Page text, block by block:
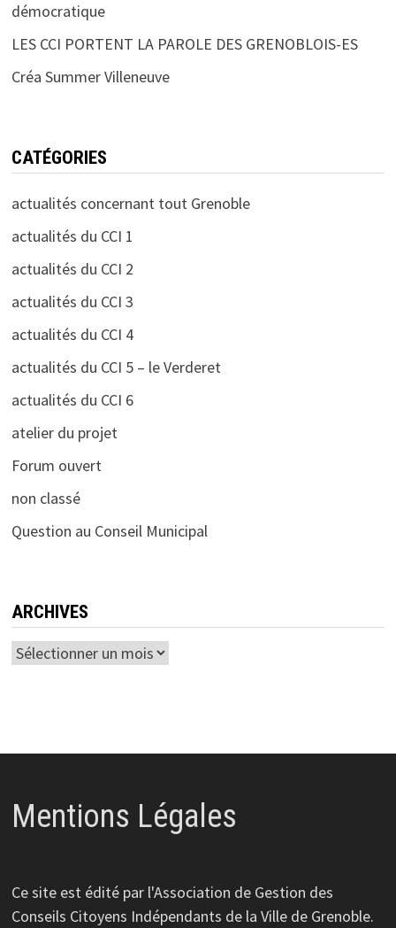
démocratique
LES CCI PORTENT LA PAROLE DES GRENOBLOIS-ES
Créa Summer Villeneuve
CATÉGORIES
actualités concernant tout Grenoble
actualités du CCI 1
actualités du CCI 2
actualités du CCI 3
actualités du CCI 4
actualités du CCI 5 – le Verderet
actualités du CCI 6
atelier du projet
Forum ouvert
non classé
Question au Conseil Municipal
ARCHIVES
Archives
Mentions Légales
Ce site est édité par l'Association de Gestion des
Conseils Citoyens Indépendants de la Ville de Grenoble.